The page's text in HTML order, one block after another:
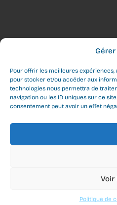
Pour offrir les meilleures
pour stocker et/ou accéder aux
technologies nous permettra de
navigation ou les ID uniques sur ce
consentement peut avoir un effet
Voir
Politique de